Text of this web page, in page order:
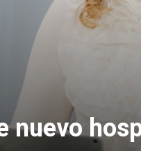
nuevo